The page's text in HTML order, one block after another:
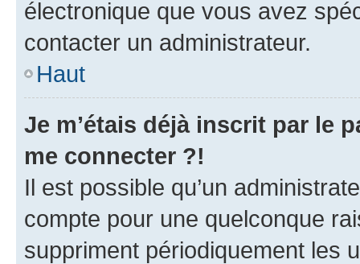
électronique que vous avez
contacter un administrateur.
Haut
Je m’étais déjà inscrit par le
me connecter ?!
Il est possible qu’un
compte pour une quelconque
suppriment périodiquement les